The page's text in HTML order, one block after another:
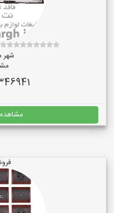
شهر
مشاهده